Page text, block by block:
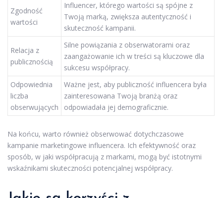
Zgodność
wartości
Influencer, którego wartości są spójne z
Twoją marką, zwiększa autentyczność i
skuteczność kampanii.
Relacja z
publicznością
Silne powiązania z obserwatorami oraz
zaangażowanie ich w treści są kluczowe dla
sukcesu współpracy.
Odpowiednia
liczba
obserwujących
Ważne jest, aby publiczność influencera była
zainteresowana Twoją branżą oraz
odpowiadała jej demograficznie.
Na końcu, warto również obserwować dotychczasowe
kampanie marketingowe influencera. Ich efektywność oraz
sposób, w jaki współpracują z markami, mogą być istotnymi
wskaźnikami skuteczności potencjalnej współpracy.